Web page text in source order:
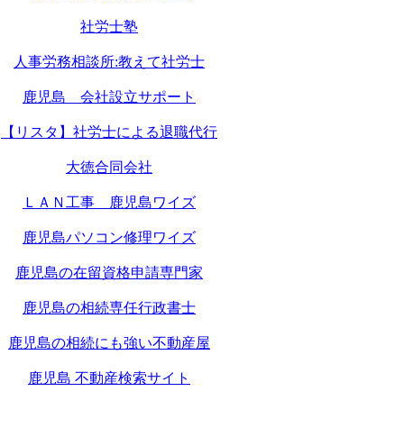
社労士塾
人事労務相談所:教えて社労士
鹿児島 会社設立サポート
【リスタ】社労士による退職代行
大徳合同会社
ＬＡＮ工事 鹿児島ワイズ
鹿児島パソコン修理ワイズ
鹿児島の在留資格申請専門家
鹿児島の相続専任行政書士
鹿児島の相続にも強い不動産屋
鹿児島 不動産検索サイト